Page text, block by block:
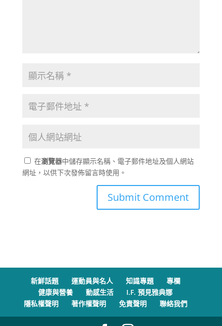
在瀏覽器中儲存顯示名稱、電子郵件地址及個人網站
網址，以供下次發佈留言時使用。
新鮮話題 運動員與名人 知識專題
專欄
健康與營養
動感生活
I.F. 預見雅典娜
隱私權聲明
著作權聲明 免責聲明 聯絡我們